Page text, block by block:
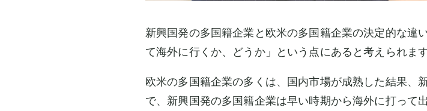
新興国発の多国籍企業と欧米の多国籍企業の決定的な違
て海外に行くか、どうか」という点にあると考えられます
欧米の多国籍企業の多くは、国内市場が成熟した結果、
で、新興国発の多国籍企業は早い時期から海外に打って